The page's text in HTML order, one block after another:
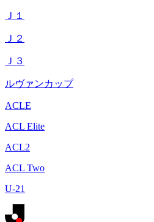
Ｊ１
Ｊ２
Ｊ３
ルヴァンカップ
ACLE
ACL Elite
ACL2
ACL Two
U-21